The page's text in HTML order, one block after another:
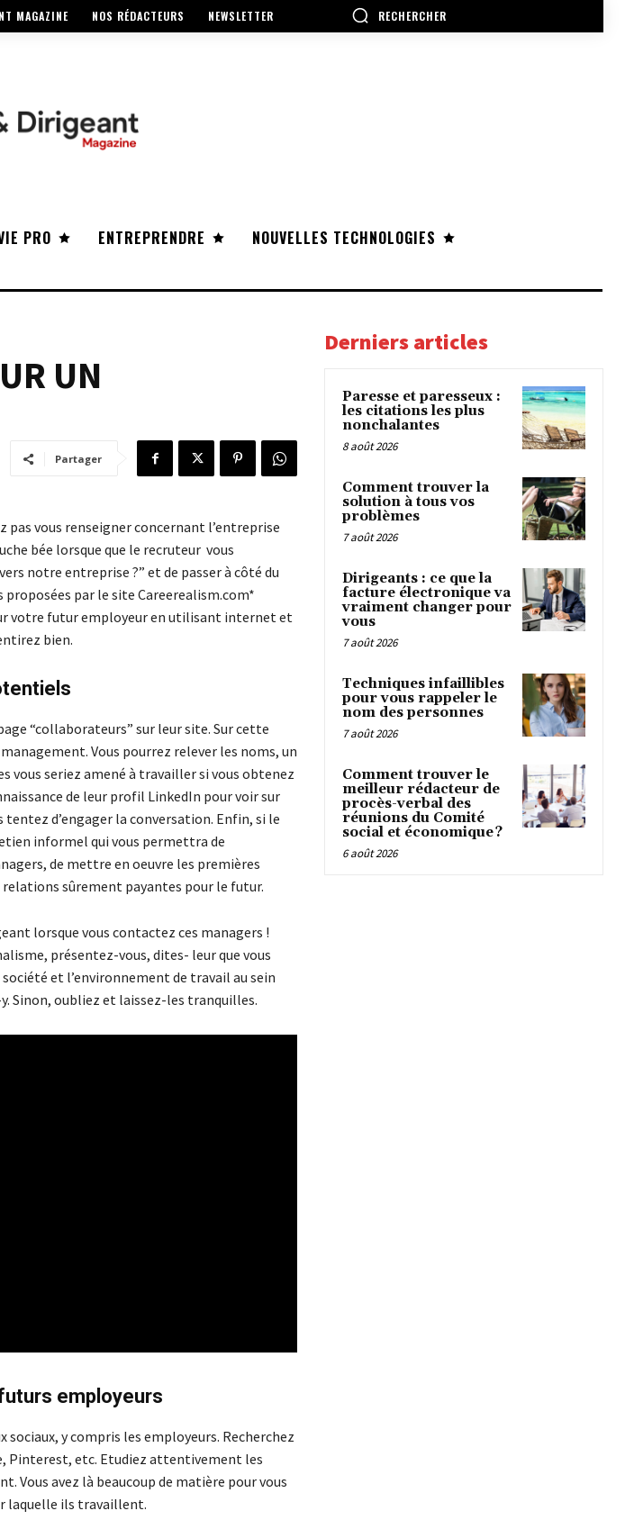
MAGAZINE NOS RÉDACTEURS NEWSLETTER RECHERCHER
PRO ENTREPRENDRE
NOUVELLES TECHNOLOGIES
UN
Partager
pas vous renseigner concernant l’entreprise
bée lorsque que le recruteur vous
notre entreprise ?” et de passer à côté du
par le site Careerealism.com*
votre futur employeur en utilisant internet et
bien.
“collaborateurs” sur leur site. Sur cette
Vous pourrez relever les noms, un
vous seriez amené à travailler si vous obtenez
de leur profil LinkedIn pour voir sur
d’engager la conversation. Enfin, si le
informel qui vous permettra de
de mettre en oeuvre les premières
sûrement payantes pour le futur.
lorsque vous contactez ces managers !
présentez-vous, dites- leur que vous
et l’environnement de travail au sein
Sinon, oubliez et laissez-les tranquilles.
employeurs
sociaux, y compris les employeurs. Recherchez
Pinterest, etc. Etudiez attentivement les
Vous avez là beaucoup de matière pour vous
laquelle ils travaillent.
Derniers articles
Paresse et paresseux :
les citations les plus
nonchalantes
8 août 2026
Comment trouver la
solution à tous vos
problèmes
7 août 2026
Dirigeants : ce que la
facture électronique va
vraiment changer pour
vous
7 août 2026
Techniques infaillibles
pour vous rappeler le
nom des personnes
7 août 2026
Comment trouver le
meilleur rédacteur de
procès-verbal des
réunions du Comité
social et économique ?
6 août 2026